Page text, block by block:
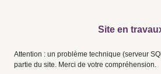
Site en
Attention : un problème technique (serveur
partie du site. Merci de votre compréhension.